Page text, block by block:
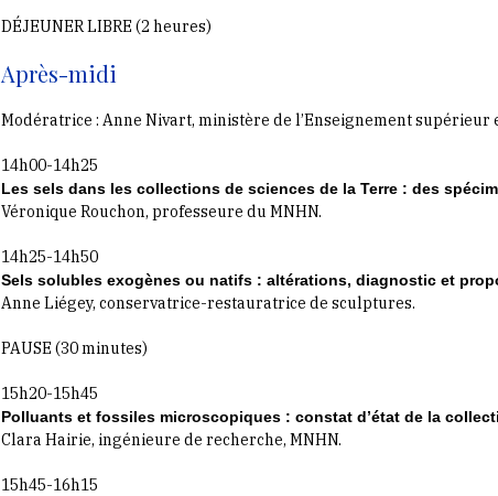
DÉJEUNER LIBRE (2 heures)
Après-midi
Modératrice : Anne Nivart, ministère de l’Enseignement supérieur
14h00-14h25
Les sels dans les collections de sciences de la Terre : des
Véronique Rouchon, professeure du MNHN.
14h25-14h50
Sels solubles exogènes ou natifs : altérations, diagnostic et
Anne Liégey, conservatrice-restauratrice de sculptures.
PAUSE (30 minutes)
15h20-15h45
Polluants et fossiles microscopiques : constat d’état de la
Clara Hairie, ingénieure de recherche, MNHN.
15h45-16h15